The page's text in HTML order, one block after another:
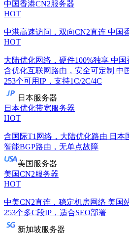
中国香港CN2服务器
HOT
中港高速访问，双向CN2直连 中国
HOT
大陆优化网络，硬件100%独享 中国
含优化互联网路由，安全可定制 中
253个可用IP，支持1C/2C/4C
日本服务器
日本优化带宽服务器
HOT
含国际T1网络，大陆优化路由 日本
智能BGP路由，无单点故障
美国服务器
美国CN2服务器
HOT
中美CN2直连，稳定机房网络 美国
253个多C段IP，适合SEO部署
新加坡服务器